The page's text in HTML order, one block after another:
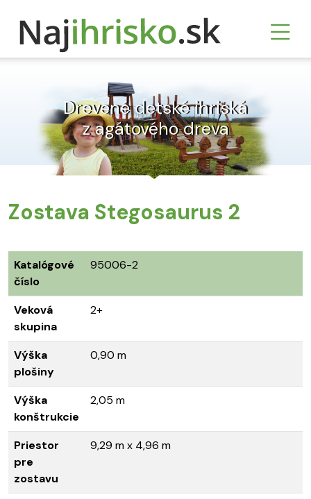
Drevené detské ihriská
z agátového dreva
Zostava Stegosaurus 2
Katalógové
číslo
95006-2
Veková
skupina
2+
Výška
plošiny
0,90 m
Výška
konštrukcie
2,05 m
Priestor
pre
zostavu
9,29 m x 4,96 m